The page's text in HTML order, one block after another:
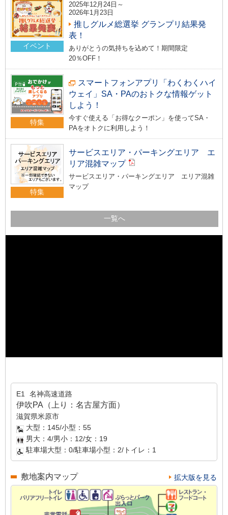
イベント
2025年12月24日～
2026年1月23日
推しグルメ総選挙 グランプリ結果発
表！
ありがとうの気持ちを込めて！期間限定
20％OFF！
特集
スマートフォンアプリ「わくわくハイ
ウェイ」SA・PAのおトクな情報ゲット
しよう！
今すぐ使える「お得なクーポン」を使ってSA・
PAをオトクに利用しよう！
特集
サービスエリア・パーキングエリア エ
リア混雑マップ
サービスエリア・パーキングエリア エリア混雑
マップ
一覧へ
E1 名神高速道路
伊吹PA（上り：名古屋方面）
滋賀県米原市
大型：145/小型：55
男大：4/男小：12/女：19
駐車場大型：0/駐車場小型：2/トイレ：1
敷地案内マップ 拡大版を見る